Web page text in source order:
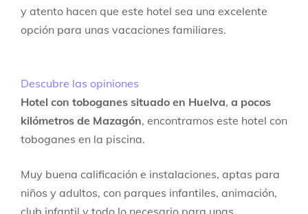
y atento hacen que este hotel sea una excelente
opción para unas vacaciones familiares.
Descubre las opiniones
Hotel con toboganes situado en Huelva, a pocos
kilómetros de Mazagón, encontramos este hotel con
toboganes en la piscina.
Muy buena calificación e instalaciones, aptas para
niños y adultos, con parques infantiles, animación,
club infantil y todo lo necesario para unas